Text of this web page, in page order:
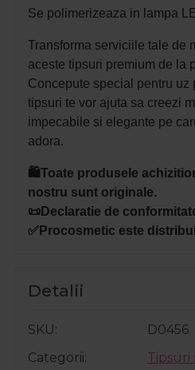
Se polimerizeaza in lampa
Transforma serviciile tale de
aceste tipsuri premium de la
Concepute special pentru uz
tipsuri te vor ajuta sa creezi
impecabile si elegante pe
adora.
🛍️Toate produsele
nostru sunt originale.
📜Declaratie de
✅Procosmetic este
Detalii
SKU
D0456
Categorii
Tipsuri